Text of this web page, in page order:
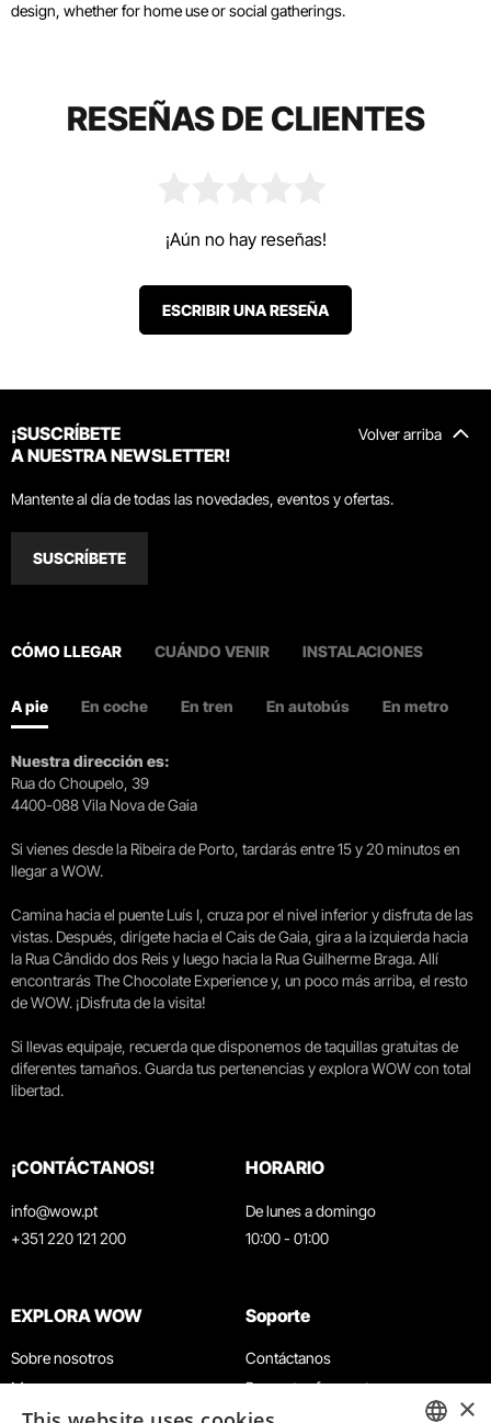
design, whether for home use or social gatherings.
RESEÑAS DE CLIENTES
¡Aún no hay reseñas!
ESCRIBIR UNA RESEÑA
Volver arriba
¡SUSCRÍBETE
A NUESTRA NEWSLETTER!
Mantente al día de todas las novedades, eventos y ofertas.
SUSCRÍBETE
CÓMO LLEGAR CUÁNDO VENIR INSTALACIONES
A pie En coche En tren En autobús En metro
Nuestra dirección es:
Rua do Choupelo, 39
4400-088 Vila Nova de Gaia
Si vienes desde la Ribeira de Porto, tardarás entre 15 y 20 minutos en
llegar a WOW.
Camina hacia el puente Luís I, cruza por el nivel inferior y disfruta de las
vistas. Después, dirígete hacia el Cais de Gaia, gira a la izquierda hacia
la Rua Cândido dos Reis y luego hacia la Rua Guilherme Braga. Allí
encontrarás The Chocolate Experience y, un poco más arriba, el resto
de WOW. ¡Disfruta de la visita!
Si llevas equipaje, recuerda que disponemos de taquillas gratuitas de
diferentes tamaños. Guarda tus pertenencias y explora WOW con total
libertad.
¡CONTÁCTANOS!
info@wow.pt
+351 220 121 200
HORARIO
De lunes a domingo
10:00 - 01:00
EXPLORA WOW
Sobre nosotros
Museos
Agenda
Soporte
Contáctanos
Preguntas frecuentes
Términos y condiciones
×